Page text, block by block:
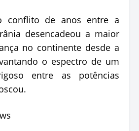
conflito de anos entre a
desencadeou a maior
no continente desde a
o espectro de um
entre as potências